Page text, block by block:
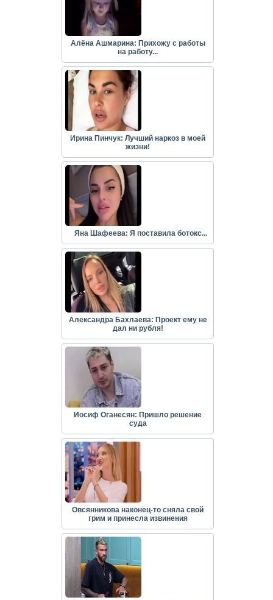
Алёна Ашмарина: Прихожу с работы
на работу...
Ирина Пинчук: Лучший наркоз в моей
жизни!
Яна Шафеева: Я поставила ботокс...
Александра Бахлаева: Проект ему не
дал ни рубля!
Иосиф Оганесян: Пришло решение
суда
Овсянникова наконец-то сняла свой
грим и принесла извинения